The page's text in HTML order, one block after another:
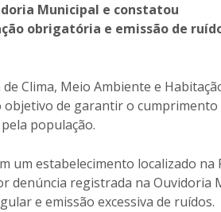
Municipal e constatou
obrigatória e emissão de
Clima, Meio Ambiente e
objetivo de garantir o cumprimento
população.
um estabelecimento localizado na
denúncia registrada na Ouvidoria
e emissão excessiva de ruídos.